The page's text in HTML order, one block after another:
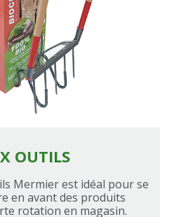
OUTILS
Mermier est idéal pour se
en avant des produits
rotation en magasin.